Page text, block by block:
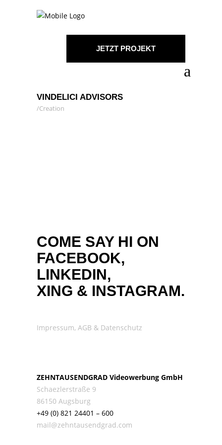
JETZT PROJEKT
VINDELICI ADVISORS
Creation
COME SAY HI ON
FACEBOOK,
LINKEDIN,
XING & INSTAGRAM.
Impressum, AGB & Datenschutz
ZEHNTAUSENDGRAD Videowerbung GmbH
Schaezlerstraße 9
86150 Augsburg
+49 (0) 821 24401 – 600
mail@zehntausendgrad.com